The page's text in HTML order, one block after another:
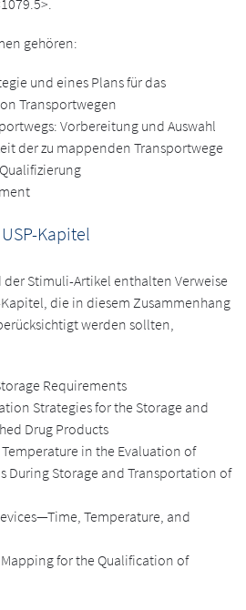
gehören:
und eines Plans für das
Transportwegen
Vorbereitung und Auswahl
der zu mappenden Transportwege
Kapitel
der Stimuli-Artikel enthalten Verweise
die in diesem Zusammenhang
werden sollten,
Requirements
Strategies for the Storage and
Drug Products
in the Evaluation of
During Storage and Transportation of
Temperature, and
for the Qualification of